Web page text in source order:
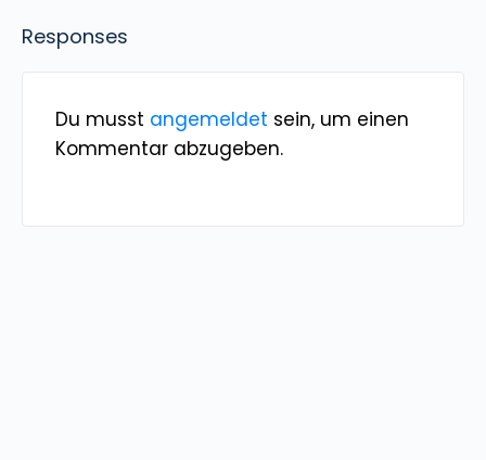
Responses
Du musst angemeldet sein, um einen
Kommentar abzugeben.